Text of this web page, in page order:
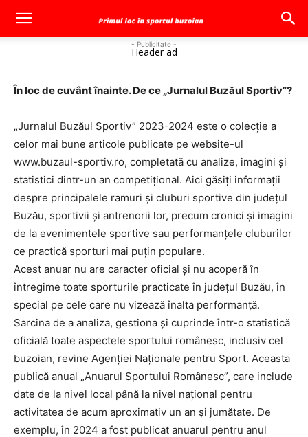
- Publicitate -
Header ad
În loc de cuvânt înainte. De ce „Jurnalul Buzăul Sportiv”?
„Jurnalul Buzăul Sportiv” 2023-2024 este o colecție a
celor mai bune articole publicate pe website-ul
www.buzaul-sportiv.ro, completată cu analize, imagini și
statistici dintr-un an competițional. Aici găsiți informații
despre principalele ramuri și cluburi sportive din județul
Buzău, sportivii și antrenorii lor, precum cronici și imagini
de la evenimentele sportive sau performanțele cluburilor
ce practică sporturi mai puțin populare.
Acest anuar nu are caracter oficial și nu acoperă în
întregime toate sporturile practicate în județul Buzău, în
special pe cele care nu vizează înalta performanță.
Sarcina de a analiza, gestiona și cuprinde într-o statistică
oficială toate aspectele sportului românesc, inclusiv cel
buzoian, revine Agenției Naționale pentru Sport. Aceasta
publică anual „Anuarul Sportului Românesc”, care include
date de la nivel local până la nivel național pentru
activitatea de acum aproximativ un an și jumătate. De
exemplu, în 2024 a fost publicat anuarul pentru anul